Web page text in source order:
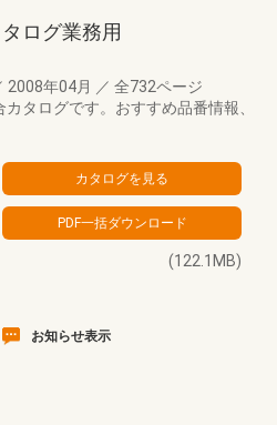
ログ業務用
2008年04月 ／ 全732ページ
タログです。おすすめ品番情報、
(122.1MB)
お知らせ表示